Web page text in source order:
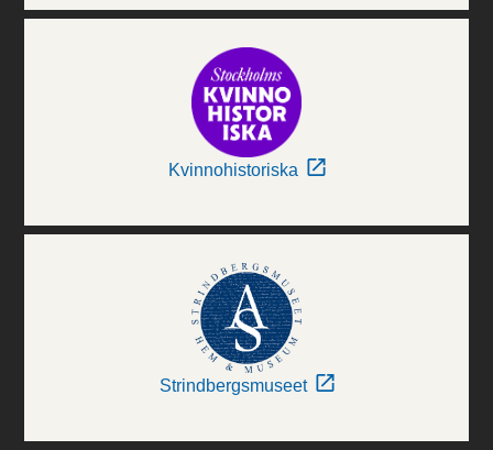
Kvinnohistoriska
Strindbergsmuseet